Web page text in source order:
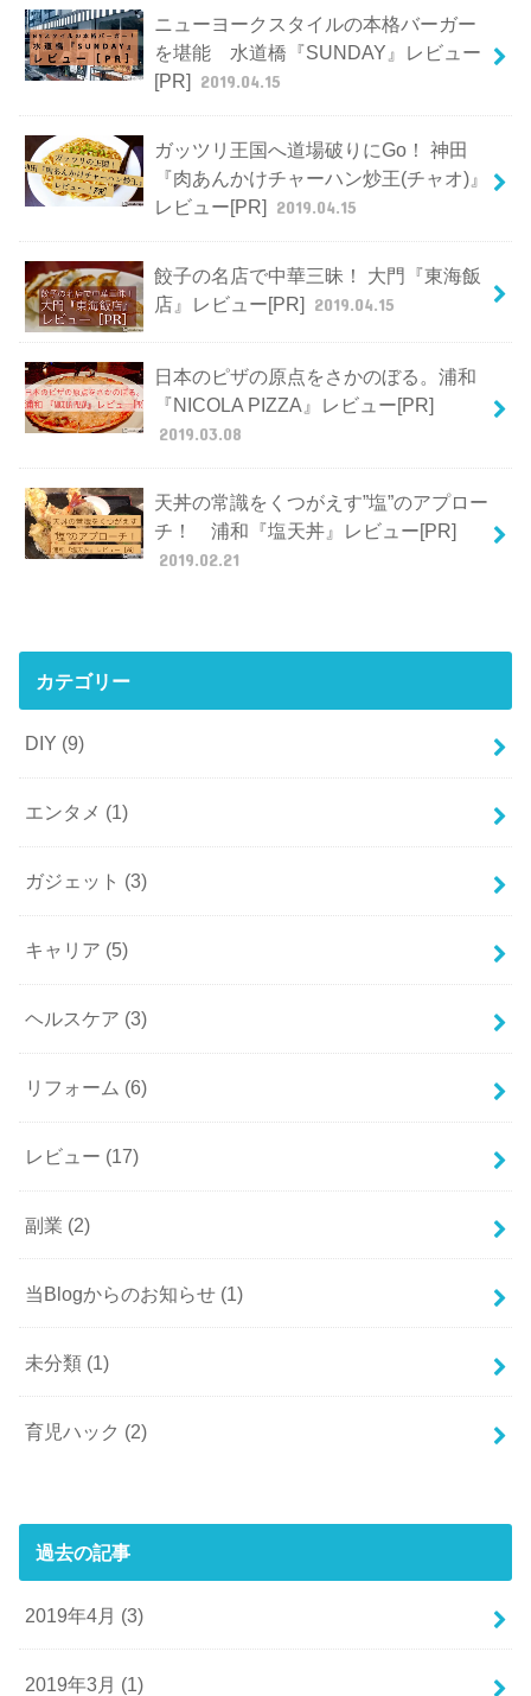
ニューヨークスタイルの本格バーガー
を堪能 水道橋『SUNDAY』レビュー
[PR] 2019.04.15
ガッツリ王国へ道場破りにGo！ 神田
『肉あんかけチャーハン炒王(チャオ)』
レビュー[PR] 2019.04.15
餃子の名店で中華三昧！ 大門『東海飯
店』レビュー[PR] 2019.04.15
日本のピザの原点をさかのぼる。浦和
『NICOLA PIZZA』レビュー[PR]
2019.03.08
天丼の常識をくつがえす”塩”のアプロー
チ！ 浦和『塩天丼』レビュー[PR]
2019.02.21
カテゴリー
DIY (9)
エンタメ (1)
ガジェット (3)
キャリア (5)
ヘルスケア (3)
リフォーム (6)
レビュー (17)
副業 (2)
当Blogからのお知らせ (1)
未分類 (1)
育児ハック (2)
過去の記事
2019年4月 (3)
2019年3月 (1)